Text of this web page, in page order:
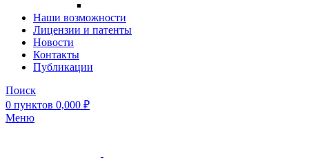
Наши возможности
Лицензии и патенты
Новости
Контакты
Публикации
Поиск
0 пунктов 0,000 ₽
Меню